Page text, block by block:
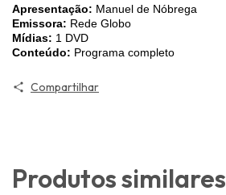
Apresentação: Manuel de Nóbrega
Emissora: Rede Globo
Mídias: 1 DVD
Conteúdo: Programa completo
Compartilhar
Produtos similares